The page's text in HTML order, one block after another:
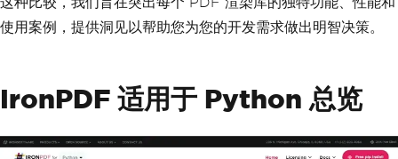
使用案例，提供洞见以帮助您为您的开发需求做出明智决策。
IronPDF 适用于 Python 总览